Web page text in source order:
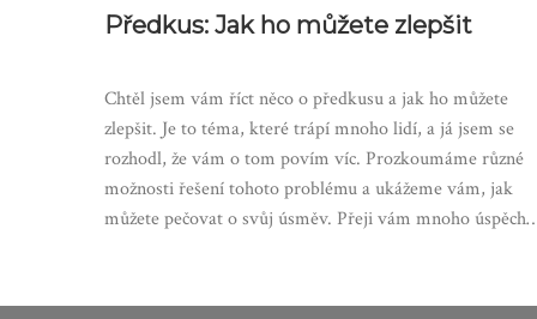
Předkus: Jak ho můžete zlepšit
Chtěl jsem vám říct něco o předkusu a jak ho můžete
zlepšit. Je to téma, které trápí mnoho lidí, a já jsem se
rozhodl, že vám o tom povím víc. Prozkoumáme různé
možnosti řešení tohoto problému a ukážeme vám, jak
můžete pečovat o svůj úsměv. Přeji vám mnoho úspěchů